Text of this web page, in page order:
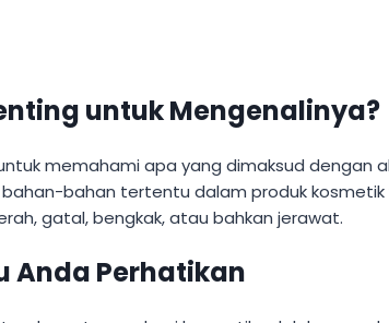
untuk Mengenalinya?
memahami apa yang dimaksud dengan
bahan tertentu dalam produk
gatal, bengkak, atau bahkan jerawat.
Anda Perhatikan